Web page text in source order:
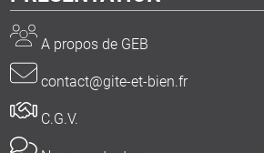
A propos de GEB
contact@gite-et-bien.fr
C.G.V.